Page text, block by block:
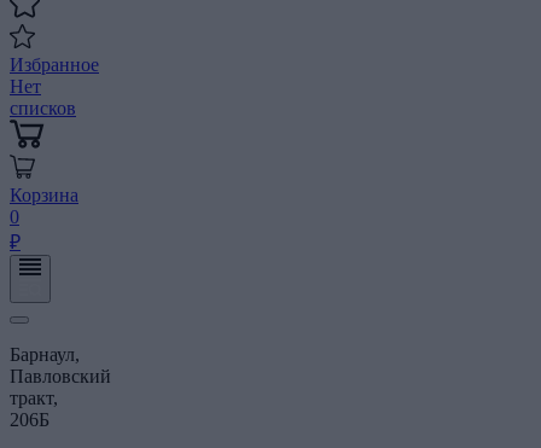
Избранное
Нет
списков
Корзина
0
₽
Барнаул,
Павловский
тракт,
206Б